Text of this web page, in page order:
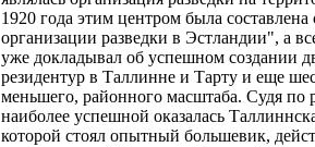
1920 года этим центром была
организации разведки в Эстландии", а
уже докладывал об успешном создании
резидентур в Таллинне и Тарту и еще
меньшего, районного масштаба. Судя по
наиболее успешной оказалась
которой стоял опытный большевик,